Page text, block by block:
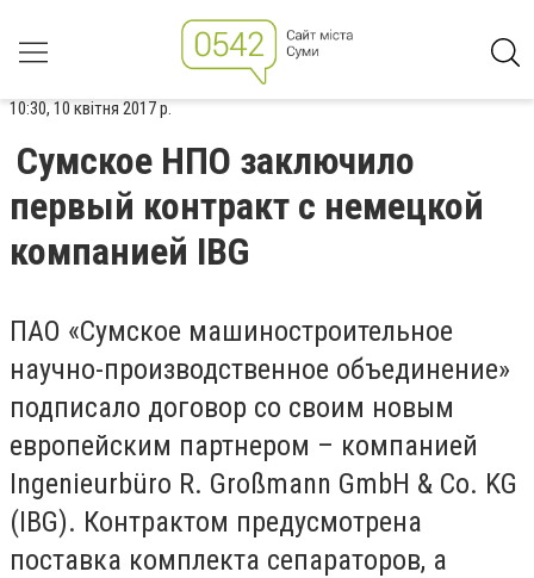
10:30, 10 квітня 2017 р.
Сумское НПО заключило
первый контракт с немецкой
компанией IBG
ПАО «Сумское машиностроительное
научно-производственное объединение»
подписало договор со своим новым
европейским партнером – компанией
Ingenieurbüro R. Großmann GmbH & Co. KG
(IBG). Контрактом предусмотрена
поставка комплекта сепараторов, а